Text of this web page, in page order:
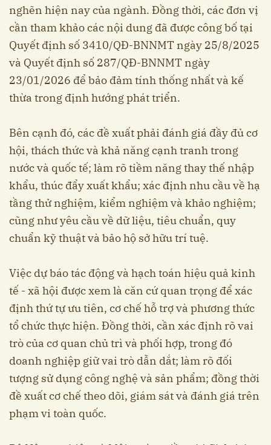
nghẽn hiện nay của ngành. Đồng thời, các đơn vị
cần tham khảo các nội dung đã được công bố tại
Quyết định số 3410/QĐ-BNNMT ngày 25/8/2025
và Quyết định số 287/QĐ-BNNMT ngày
23/01/2026 để bảo đảm tính thống nhất và kế
thừa trong định hướng phát triển.
Bên cạnh đó, các đề xuất phải đánh giá đầy đủ cơ
hội, thách thức và khả năng cạnh tranh trong
nước và quốc tế; làm rõ tiềm năng thay thế nhập
khẩu, thúc đẩy xuất khẩu; xác định nhu cầu về hạ
tầng thử nghiệm, kiểm nghiệm và khảo nghiệm;
cũng như yêu cầu về dữ liệu, tiêu chuẩn, quy
chuẩn kỹ thuật và bảo hộ sở hữu trí tuệ.
Việc dự báo tác động và hạch toán hiệu quả kinh
tế - xã hội được xem là căn cứ quan trọng để xác
định thứ tự ưu tiên, cơ chế hỗ trợ và phương thức
tổ chức thực hiện. Đồng thời, cần xác định rõ vai
trò của cơ quan chủ trì và phối hợp, trong đó
doanh nghiệp giữ vai trò dẫn dắt; làm rõ đối
tượng sử dụng công nghệ và sản phẩm; đồng thời
đề xuất cơ chế theo dõi, giám sát và đánh giá trên
phạm vi toàn quốc.